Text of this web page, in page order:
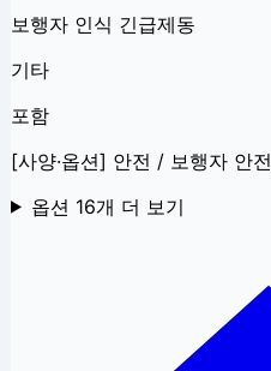
보행자 인식 긴급제동
기타
포함
[사양·옵션] 안전 / 보행자 안전
옵션 16개 더 보기